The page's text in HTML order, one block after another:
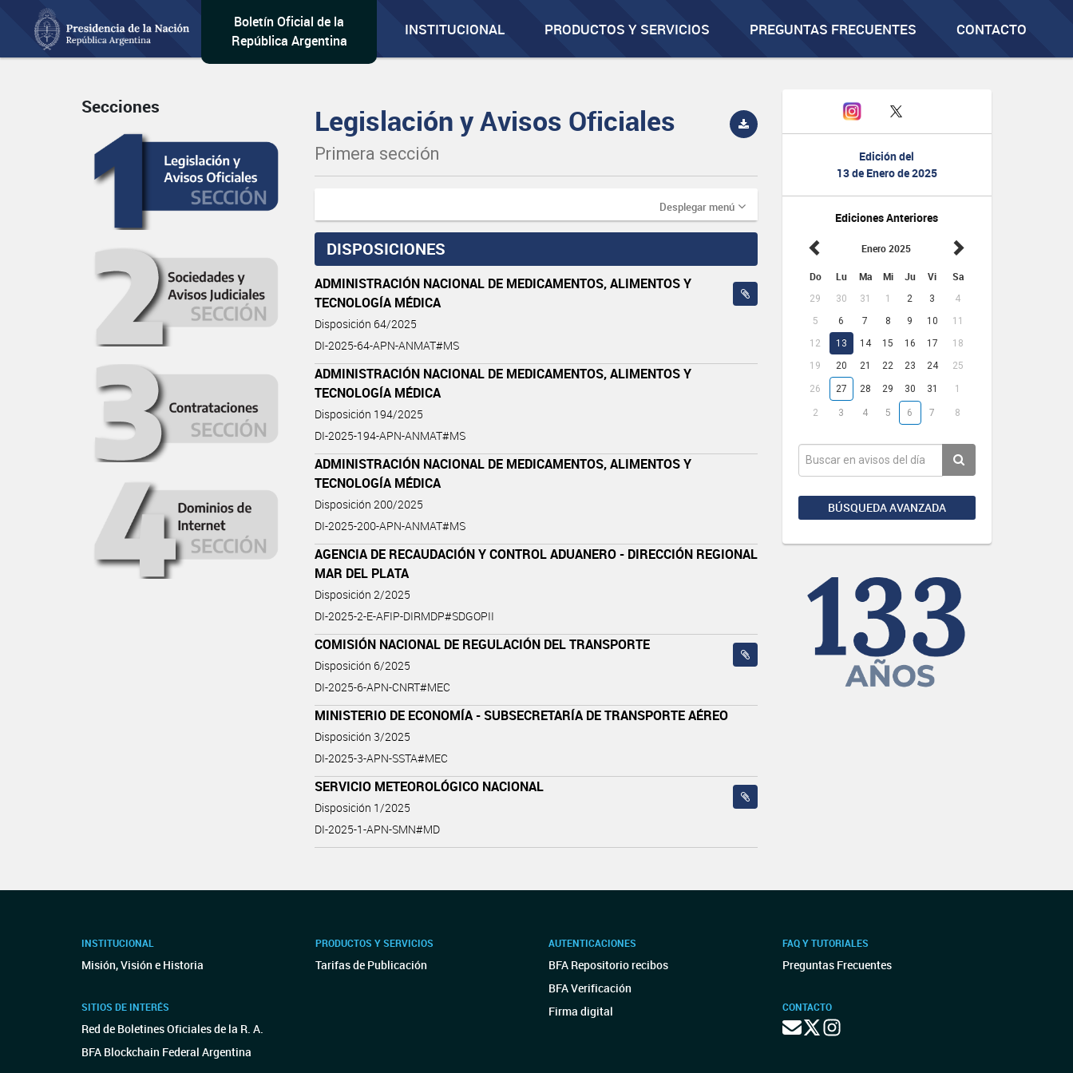
Boletín Oficial de la
República Argentina
INSTITUCIONAL PRODUCTOS Y SERVICIOS PREGUNTAS FRECUENTES CONTACTO
Edición del
13 de Enero de 2025
Ediciones Anteriores
Enero 2025
Do Lu Ma Mi Ju Vi Sa
29 30 31 1 2 3
4
5
6 7 8 9 10
11
12
13 14 15 16 17
18
19
20 21 22 23 24 25
26 27 28 29 30 31 1
2 3 4 5 6 7 8
BÚSQUEDA AVANZADA
Secciones Legislación y Avisos Oficiales
Primera sección
Desplegar menú
DISPOSICIONES
ADMINISTRACIÓN NACIONAL DE MEDICAMENTOS, ALIMENTOS Y
TECNOLOGÍA MÉDICA
Disposición 64/2025
DI-2025-64-APN-ANMAT#MS
ADMINISTRACIÓN NACIONAL DE MEDICAMENTOS, ALIMENTOS Y
TECNOLOGÍA MÉDICA
Disposición 194/2025
DI-2025-194-APN-ANMAT#MS
ADMINISTRACIÓN NACIONAL DE MEDICAMENTOS, ALIMENTOS Y
TECNOLOGÍA MÉDICA
Disposición 200/2025
DI-2025-200-APN-ANMAT#MS
AGENCIA DE RECAUDACIÓN Y CONTROL ADUANERO - DIRECCIÓN REGIONAL
MAR DEL PLATA
Disposición 2/2025
DI-2025-2-E-AFIP-DIRMDP#SDGOPII
COMISIÓN NACIONAL DE REGULACIÓN DEL TRANSPORTE
Disposición 6/2025
DI-2025-6-APN-CNRT#MEC
MINISTERIO DE ECONOMÍA - SUBSECRETARÍA DE TRANSPORTE AÉREO
Disposición 3/2025
DI-2025-3-APN-SSTA#MEC
SERVICIO METEOROLÓGICO NACIONAL
Disposición 1/2025
DI-2025-1-APN-SMN#MD
INSTITUCIONAL
Misión, Visión e Historia
SITIOS DE INTERÉS
Red de Boletines Oficiales de la R. A.
BFA Blockchain Federal Argentina
PRODUCTOS Y SERVICIOS
Tarifas de Publicación
AUTENTICACIONES
BFA Repositorio recibos
BFA Verificación
Firma digital
FAQ Y TUTORIALES
Preguntas Frecuentes
CONTACTO